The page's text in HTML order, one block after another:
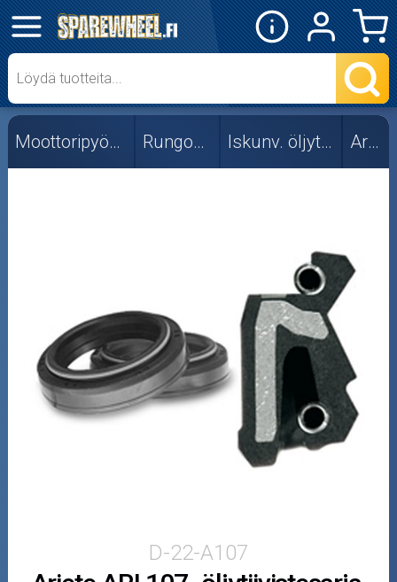
✕
Mopon osat
Skootterin osat
Crossipyörän osat
Mopoauton osat
Mönkijän osat
Puutarha ja metsä
Moottoripyörän osat Rungon osat Iskunv. öljytiivisteet Ariete
D-22-A107